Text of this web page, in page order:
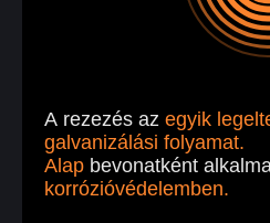
A rezezés az egyik
galvanizálási folyamat.
Alap bevonatként
korrózióvédelemben.